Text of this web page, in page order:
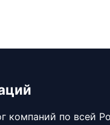
компаний по всей